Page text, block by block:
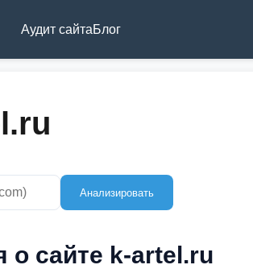
Аудит сайтаБлог
Анализировать
сайте k-artel.ru